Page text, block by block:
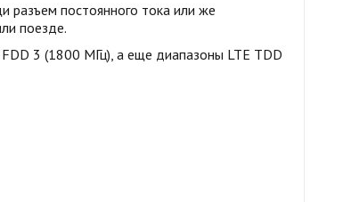
разъем постоянного тока или же
поезде.
3 (1800 МГц), а еще диапазоны LTE TDD